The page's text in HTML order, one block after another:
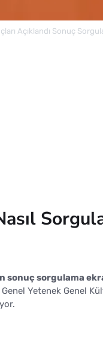
Açıklandı Sonuç
sonuç sorgulama
Yetenek Genel